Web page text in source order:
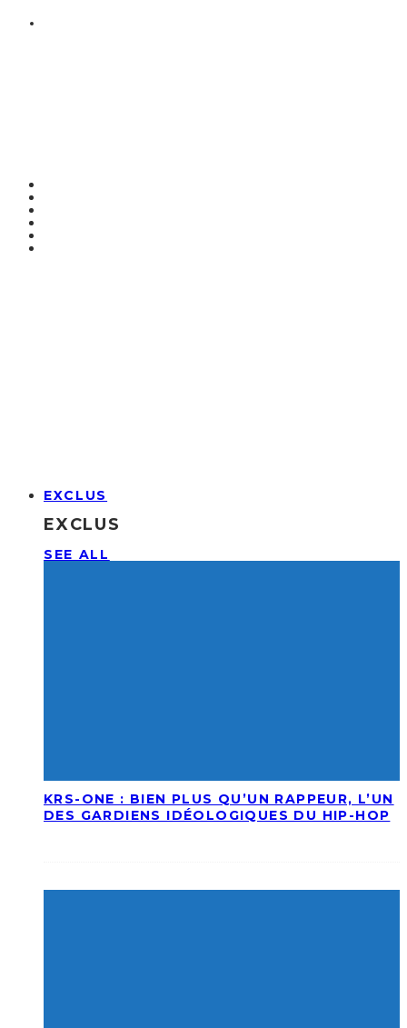
EXCLUS
EXCLUS
SEE ALL
KRS-ONE : BIEN PLUS QU’UN RAPPEUR, L’UN
DES GARDIENS IDÉOLOGIQUES DU HIP-HOP